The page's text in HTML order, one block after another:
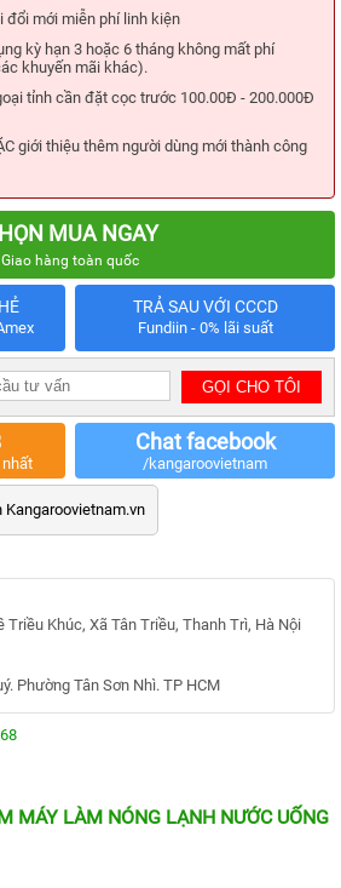
đổi mới miễn phí linh kiện
kỳ hạn 3 hoặc 6 tháng không mất phí
khuyến mãi khác).
tỉnh cần đặt cọc trước 100.00Đ - 200.000Đ
giới thiệu thêm người dùng mới thành công
MUA NGAY
Giao hàng toàn quốc
TRẢ SAU VỚI CCCD
Fundiin - 0% lãi suất
Chat facebook
/kangaroovietnam
Kangaroovietnam.vn
Triều Khúc, Xã Tân Triều, Thanh Trì, Hà Nội
Phường Tân Sơn Nhì. TP HCM
MÁY LÀM NÓNG LẠNH NƯỚC UỐNG